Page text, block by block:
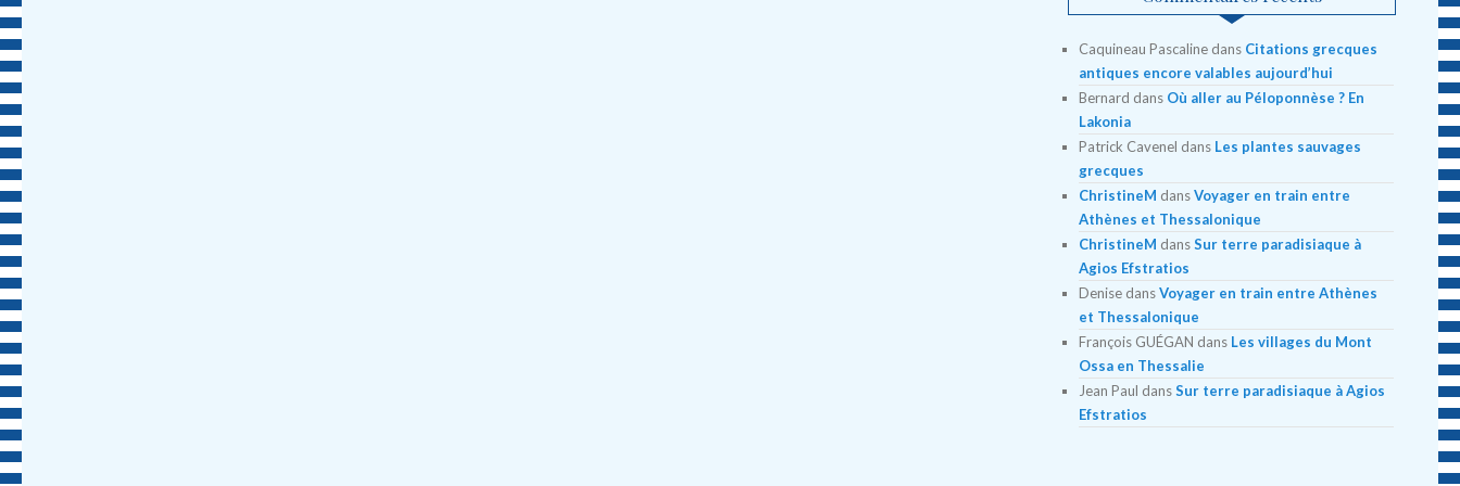
Caquineau Pascalinedans Citations grecques
antiques encore valables aujourd’hui
Bernard dans Où aller au Péloponnèse ? En
Lakonia
Patrick Cavenel dans Les plantes sauvages
grecques
ChristineM dansVoyager en train entre
Athènes et Thessalonique
ChristineM dansSur terre paradisiaque à
Agios Efstratios
DenisedansVoyager en train entre Athènes
et Thessalonique
François GUÉGAN dans Les villages du Mont
Ossa en Thessalie
Jean Paul dansSur terre paradisiaque à Agios
Efstratios